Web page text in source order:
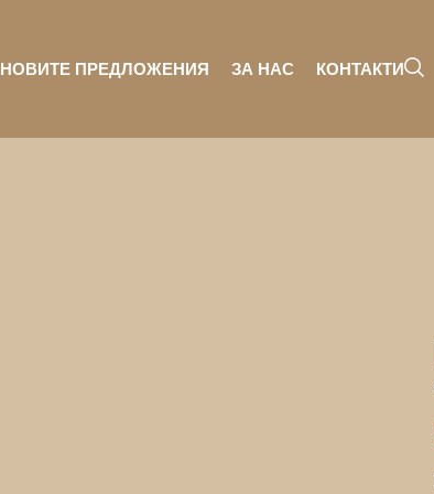
НОВИТЕ ПРЕДЛОЖЕНИЯ ЗА НАС КОНТАКТИ